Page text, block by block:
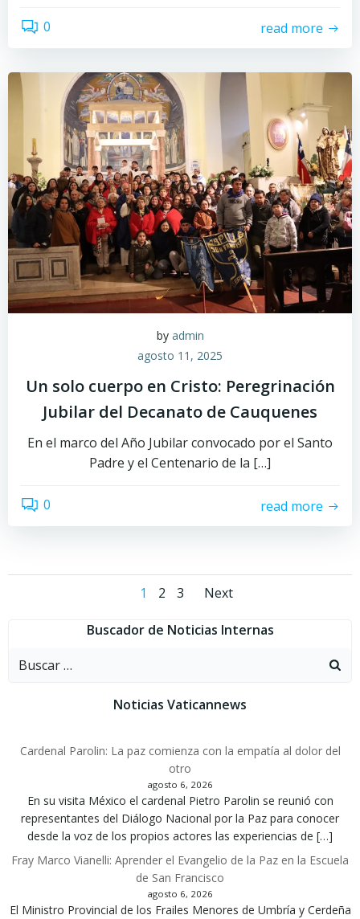
0 read more
by admin
agosto 11, 2025
Un solo cuerpo en Cristo: Peregrinación
Jubilar del Decanato de Cauquenes
En el marco del Año Jubilar convocado por el Santo
Padre y el Centenario de la […]
0 read more
Navegación
por
entradas
Página
1 Página
2 Página
3
por
entradas
Next
Buscador de Noticias Internas
Buscar:
Noticias Vaticannews
Cardenal Parolin: La paz comienza con la empatía al dolor del
otro
agosto 6, 2026
En su visita México el cardenal Pietro Parolin se reunió con
representantes del Diálogo Nacional por la Paz para conocer
desde la voz de los propios actores las experiencias de […]
Fray Marco Vianelli: Aprender el Evangelio de la Paz en la Escuela
de San Francisco
agosto 6, 2026
El Ministro Provincial de los Frailes Menores de Umbría y Cerdeña